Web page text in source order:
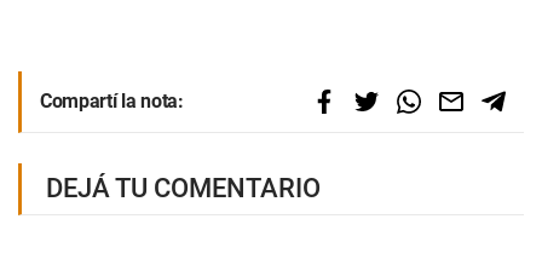
Compartí la nota:
DEJÁ TU COMENTARIO